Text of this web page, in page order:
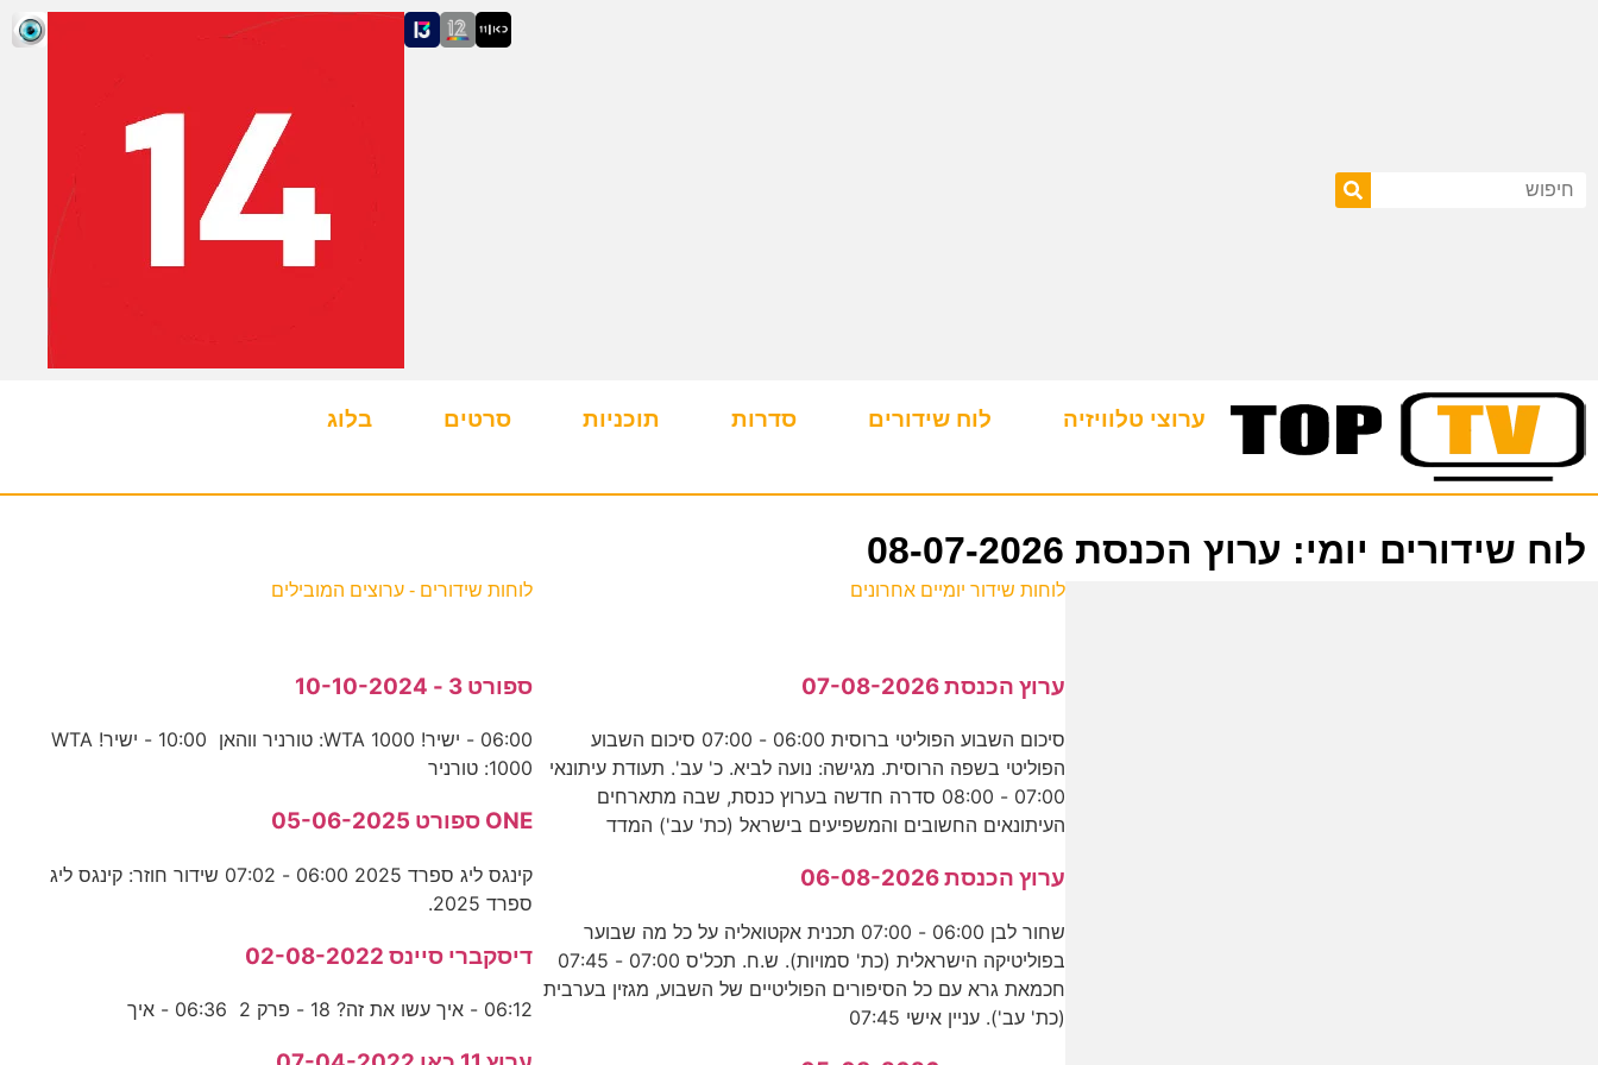
ערוצי טלוויזיה לוח שידורים סדרות תוכניות סרטים בלוג
לוח שידורים יומי: ערוץ הכנסת 08-07-2026
לוחות שידור יומיים אחרונים
ערוץ הכנסת 07-08-2026
סיכום השבוע הפוליטי ברוסית 06:00 - 07:00 סיכום השבוע
הפוליטי בשפה הרוסית. מגישה: נועה לביא. כ' עב'. תעודת עיתונאי
07:00 - 08:00 סדרה חדשה בערוץ כנסת, שבה מתארחים
העיתונאים החשובים והמשפיעים בישראל (כת' עב') המדד
ערוץ הכנסת 06-08-2026
שחור לבן 06:00 - 07:00 תכנית אקטואליה על כל מה שבוער
בפוליטיקה הישראלית (כת' סמויות). ש.ח. תכל'ס 07:00 - 07:45
חכמאת גרא עם כל הסיפורים הפוליטיים של השבוע, מגזין בערבית
(כת' עב'). עניין אישי 07:45
לוחות שידורים - ערוצים המובילים
ספורט 3 - 10-10-2024
06:00 - ישיר! WTA 1000: טורניר ווהאן 10:00 - ישיר! WTA
1000: טורניר
ONE ספורט 05-06-2025
קינגס ליג ספרד 2025 06:00 - 07:02 שידור חוזר: קינגס ליג
ספרד 2025.
דיסקברי סיינס 02-08-2022
06:12 - איך עשו את זה? 18 - פרק 2 06:36 - איך